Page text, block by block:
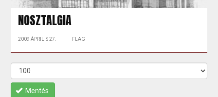
NOSZTALGIA
2009 ÁPRILIS 27. FLAG
Mentés